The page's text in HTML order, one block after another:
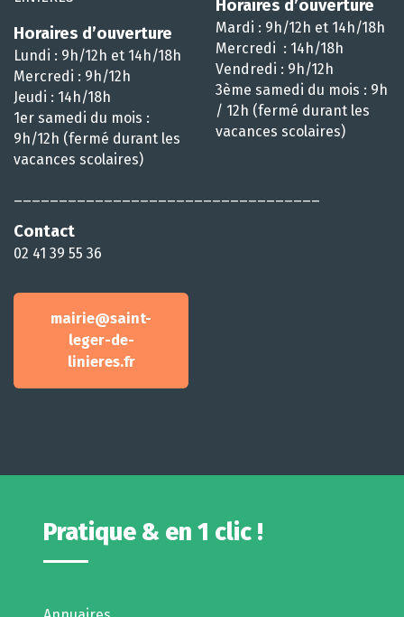
Horaires d’ouverture
Lundi : 9h/12h et 14h/18h
Mercredi : 9h/12h
Jeudi : 14h/18h
1er samedi du mois :
9h/12h (fermé durant les
vacances scolaires)
Contact
02 41 39 55 36
mairie@saint-
leger-de-
linieres.fr
Horaires d’ouverture
Mardi : 9h/12h et 14h/18h
Mercredi : 14h/18h
Vendredi : 9h/12h
3ème samedi du mois : 9h
/ 12h (fermé durant les
vacances scolaires)
Pratique & en 1 clic !